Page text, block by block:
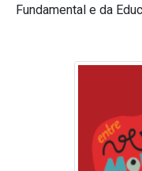
Fundamental e da